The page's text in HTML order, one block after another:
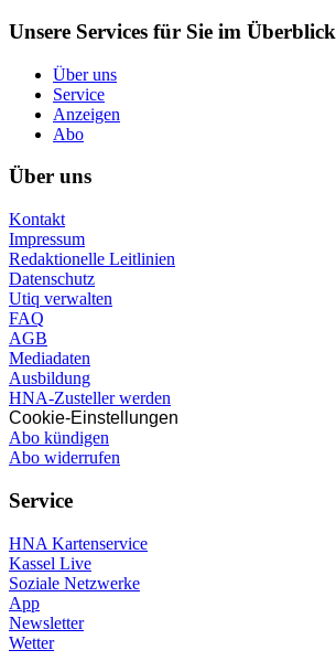
Unsere Services für Sie im Überblick
Über uns
Service
Anzeigen
Abo
Über uns
Kontakt
Impressum
Redaktionelle Leitlinien
Datenschutz
Utiq verwalten
FAQ
AGB
Mediadaten
Ausbildung
HNA-Zusteller werden
Cookie-Einstellungen
Abo kündigen
Abo widerrufen
Service
HNA Kartenservice
Kassel Live
Soziale Netzwerke
App
Newsletter
Wetter